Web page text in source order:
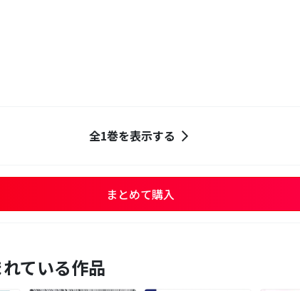
全1巻を表示する
まとめて購入
ている作品